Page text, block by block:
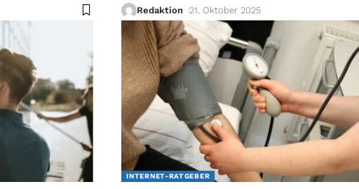
Redaktion 21. Oktober 2025
INTERNET-RATGEBER